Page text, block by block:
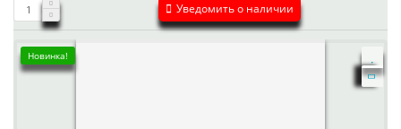
Уведомить о наличии
Новинка!